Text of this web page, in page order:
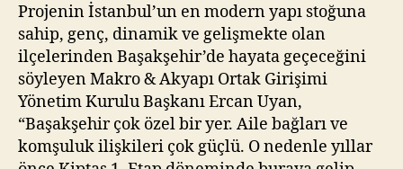
Projenin İstanbul’un en modern yapı stoğuna
sahip, genç, dinamik ve gelişmekte olan
ilçelerinden Başakşehir’de hayata geçeceğini
söyleyen Makro & Akyapı Ortak Girişimi
Yönetim Kurulu Başkanı Ercan Uyan,
“Başakşehir çok özel bir yer. Aile bağları ve
komşuluk ilişkileri çok güçlü. O nedenle yıllar